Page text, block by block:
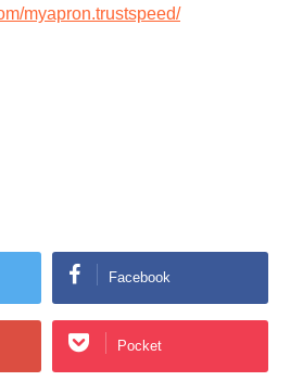
myapron.trustspeed/
Facebook
Pocket